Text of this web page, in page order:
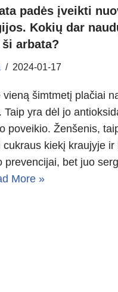
padės įveikti
Kokių dar
arbata?
2024-01-17
šimtmetį plačiai
Taip yra dėl jo
poveikio. Ženšenis,
kiekį kraujyje ir
prevencijai, bet juo
More »